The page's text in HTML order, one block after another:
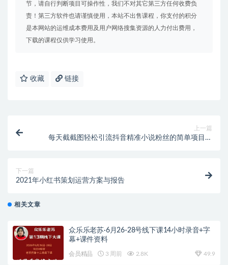
节，请自行判断项目可操作性，我们不对其它第三方任何收费负
责！第三方软件也请谨慎使用，本站不出售课程，你支付的积分
是本网站的运维成本费用及用户网络搜集资源的人力付出费用，
下载的课程仅供学习使用。
收藏 链接
上一篇
每天截截图轻松引流抖音精准小说粉丝的简单项目！
下一篇
2021年小红书策划运营方案与报告
相关文章
众乐乐老苏·6月26-28号线下课14小时录音+字
幕+课件资料
会员精品 3 周前 2.8K 49.9